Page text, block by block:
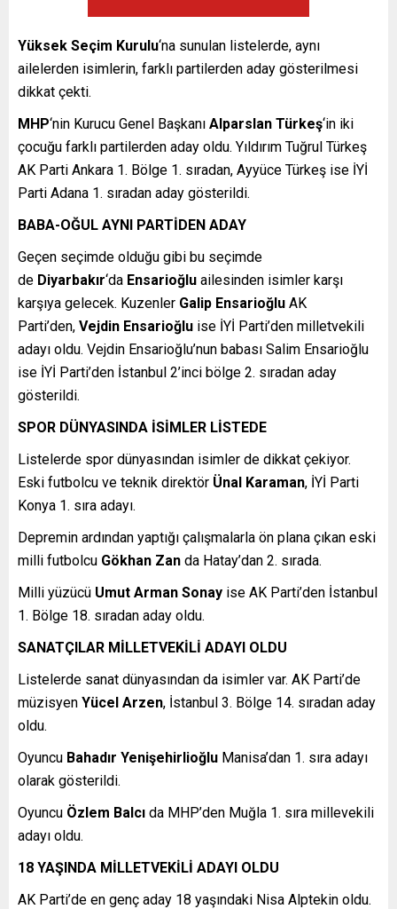
Yüksek Seçim Kurulu‘na sunulan listelerde, aynı
ailelerden isimlerin, farklı partilerden aday gösterilmesi
dikkat çekti.
MHP‘nin Kurucu Genel Başkanı Alparslan Türkeş‘in iki
çocuğu farklı partilerden aday oldu. Yıldırım Tuğrul Türkeş
AK Parti Ankara 1. Bölge 1. sıradan, Ayyüce Türkeş ise İYİ
Parti Adana 1. sıradan aday gösterildi.
BABA-OĞUL AYNI PARTİDEN ADAY
Geçen seçimde olduğu gibi bu seçimde
de Diyarbakır‘da Ensarioğlu ailesinden isimler karşı
karşıya gelecek. Kuzenler Galip Ensarioğlu AK
Parti’den, Vejdin Ensarioğlu ise İYİ Parti’den milletvekili
adayı oldu. Vejdin Ensarioğlu’nun babası Salim Ensarioğlu
ise İYİ Parti’den İstanbul 2’inci bölge 2. sıradan aday
gösterildi.
SPOR DÜNYASINDA İSİMLER LİSTEDE
Listelerde spor dünyasından isimler de dikkat çekiyor.
Eski futbolcu ve teknik direktör Ünal Karaman, İYİ Parti
Konya 1. sıra adayı.
Depremin ardından yaptığı çalışmalarla ön plana çıkan eski
milli futbolcu Gökhan Zan da Hatay’dan 2. sırada.
Milli yüzücü Umut Arman Sonay ise AK Parti’den İstanbul
1. Bölge 18. sıradan aday oldu.
SANATÇILAR MİLLETVEKİLİ ADAYI OLDU
Listelerde sanat dünyasından da isimler var. AK Parti’de
müzisyen Yücel Arzen, İstanbul 3. Bölge 14. sıradan aday
oldu.
Oyuncu Bahadır Yenişehirlioğlu Manisa’dan 1. sıra adayı
olarak gösterildi.
Oyuncu Özlem Balcı da MHP’den Muğla 1. sıra millevekili
adayı oldu.
18 YAŞINDA MİLLETVEKİLİ ADAYI OLDU
AK Parti’de en genç aday 18 yaşındaki Nisa Alptekin oldu.